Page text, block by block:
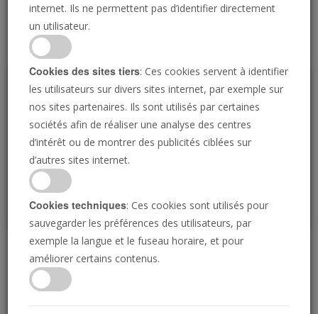
Regarder l’émission
P
L'oeil International 14
mars 2025
internet. Ils ne permettent pas d’identifier directement
un utilisateur.
Cookies des sites tiers: Ces cookies servent à identifier
les utilisateurs sur divers sites internet, par exemple sur
nos sites partenaires. Ils sont utilisés par certaines
sociétés afin de réaliser une analyse des centres
d’intérêt ou de montrer des publicités ciblées sur
d’autres sites internet.
Cookies techniques: Ces cookies sont utilisés pour
sauvegarder les préférences des utilisateurs, par
exemple la langue et le fuseau horaire, et pour
améliorer certains contenus.